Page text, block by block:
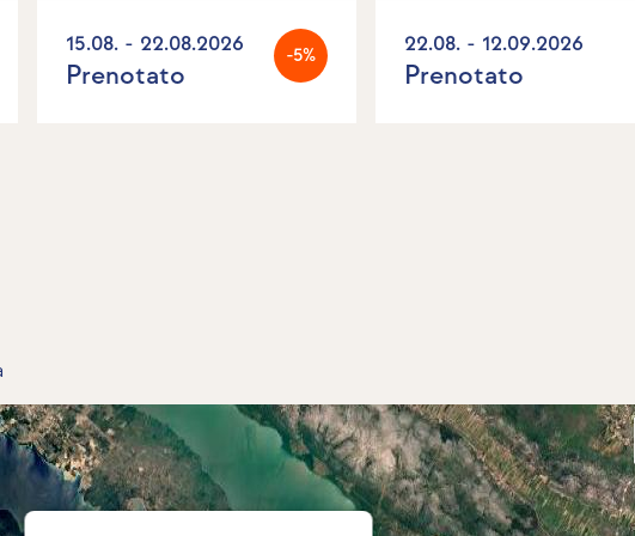
15.08. - 22.08.2026 -5%
Prenotato
22.08. - 12.09.2026
Prenotato